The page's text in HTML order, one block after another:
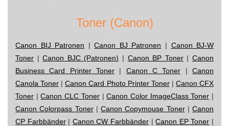
Toner (Canon)
Canon BIJ Patronen |Canon BJ Patronen | Canon BJ-W
Toner |Canon BJC (Patronen) | Canon BP Toner|Canon
Business Card Printer Toner | Canon C Toner |Canon
Canola Toner |Canon Card Photo Printer Toner| Canon CFX
Toner |Canon CLC Toner|Canon Color ImageClass Toner |
Canon Colorpass Toner| Canon Copymouse Toner| Canon
CP Farbbänder| Canon CW Farbbänder |Canon EP Toner |